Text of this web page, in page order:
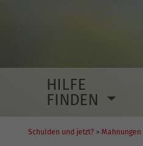
HILFE
FINDEN
Schulden und jetzt? > Mahnungen